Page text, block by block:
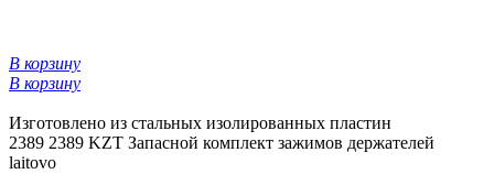
В корзину
В корзину
Изготовлено из стальных изолированных пластин
2389 2389 KZT Запасной комплект зажимов держателей
laitovo